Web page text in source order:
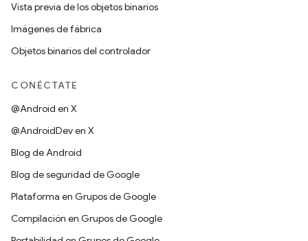
Vista previa de los objetos binarios
Imágenes de fábrica
Objetos binarios del controlador
CONÉCTATE
@Android en X
@AndroidDev en X
Blog de Android
Blog de seguridad de Google
Plataforma en Grupos de Google
Compilación en Grupos de Google